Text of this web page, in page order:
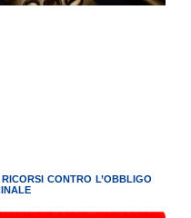
CONTRO L’OBBLIGO